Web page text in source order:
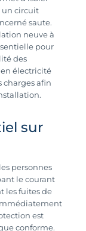
un circuit
saute.
neuve à
pour
des
électricité
charges afin
sur
personnes
le courant
les fuites de
est
conforme.